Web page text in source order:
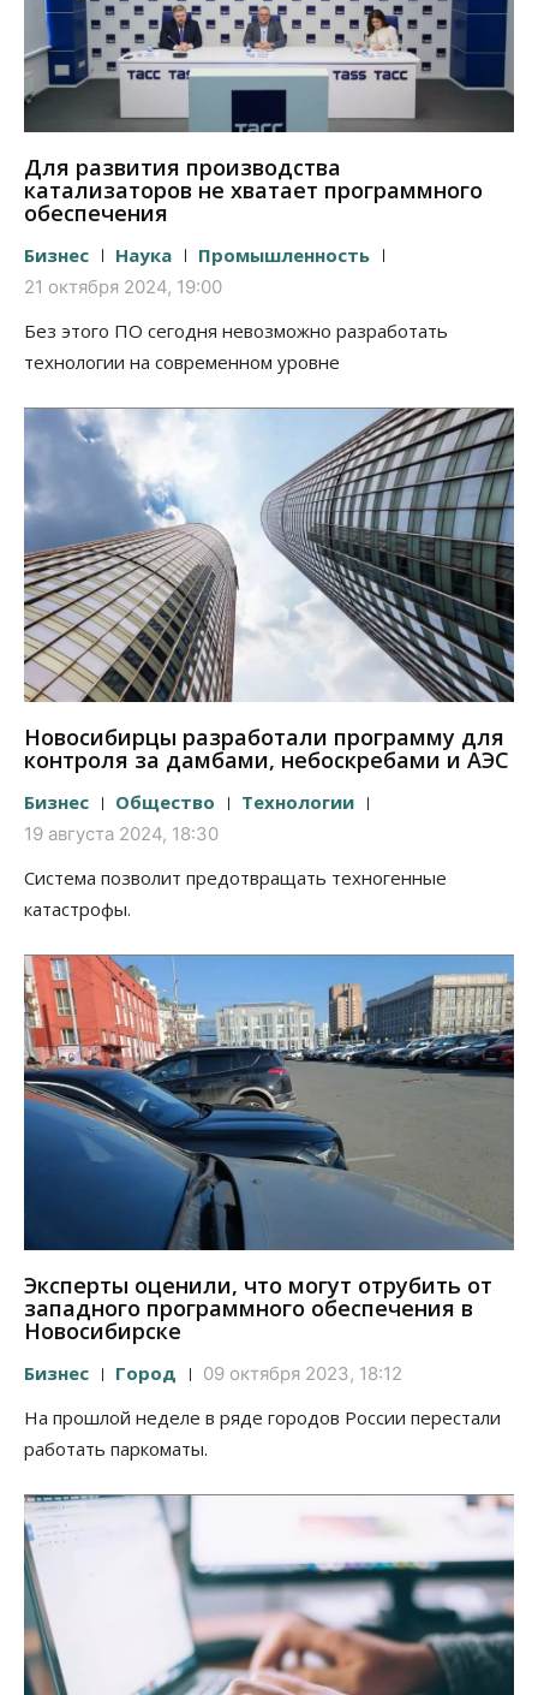
Для развития производства
катализаторов не хватает программного
обеспечения
Бизнес Наука Промышленность
21 октября 2024, 19:00
Без этого ПО сегодня невозможно разработать
технологии на современном уровне
Новосибирцы разработали программу для
контроля за дамбами, небоскребами и АЭС
Бизнес Общество Технологии
19 августа 2024, 18:30
Система позволит предотвращать техногенные
катастрофы.
Эксперты оценили, что могут отрубить от
западного программного обеспечения в
Новосибирске
Бизнес Город 09 октября 2023, 18:12
На прошлой неделе в ряде городов России перестали
работать паркоматы.